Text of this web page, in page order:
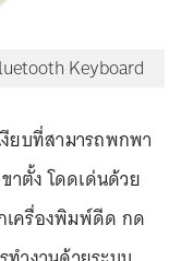
Keyboard
ยบที่สามารถพกพา
ตั้ง โดดเด่นด้วย
ครื่องพิมพ์ดีด กด